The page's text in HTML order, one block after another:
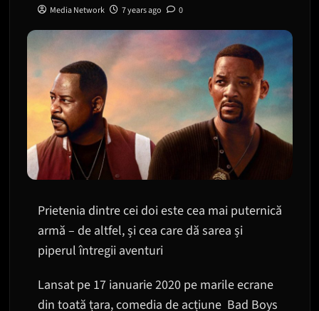
Media Network 7 years ago 0
Prietenia dintre cei doi este cea mai puternică
armă – de altfel, și cea care dă sarea și
piperul întregii aventuri
Lansat pe 17 ianuarie 2020 pe marile ecrane
din toată țara, comedia de acțiune Bad Boys